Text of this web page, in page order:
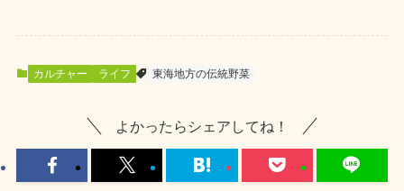
カルチャー ライフ 東海地方の伝統野菜
よかったらシェアしてね！